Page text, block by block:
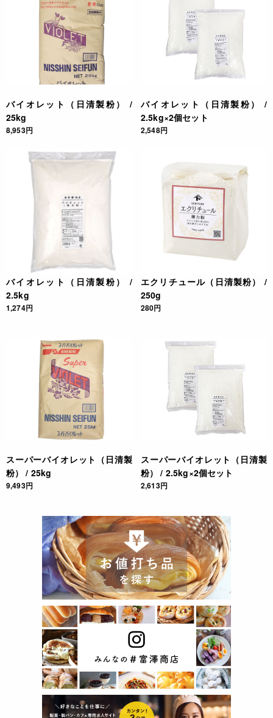
バイオレット（日清製粉） /
25kg
8,953円
バイオレット（日清製粉） /
2.5kg×2個セット
2,548円
バイオレット（日清製粉） /
2.5kg
1,274円
エクリチュール（日清製粉） /
250g
280円
スーパーバイオレット（日清製
粉） / 25kg
9,493円
スーパーバイオレット（日清製
粉） / 2.5kg×2個セット
2,613円